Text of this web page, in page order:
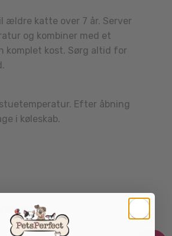
ældre katte over 7 år. Server
og kombiner med et
komplet kost. Sørg altid for
Efter åbning
i køleskab.